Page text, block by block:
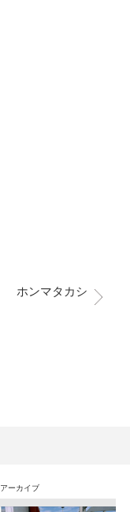
ホンマタカシ
アーカイブ